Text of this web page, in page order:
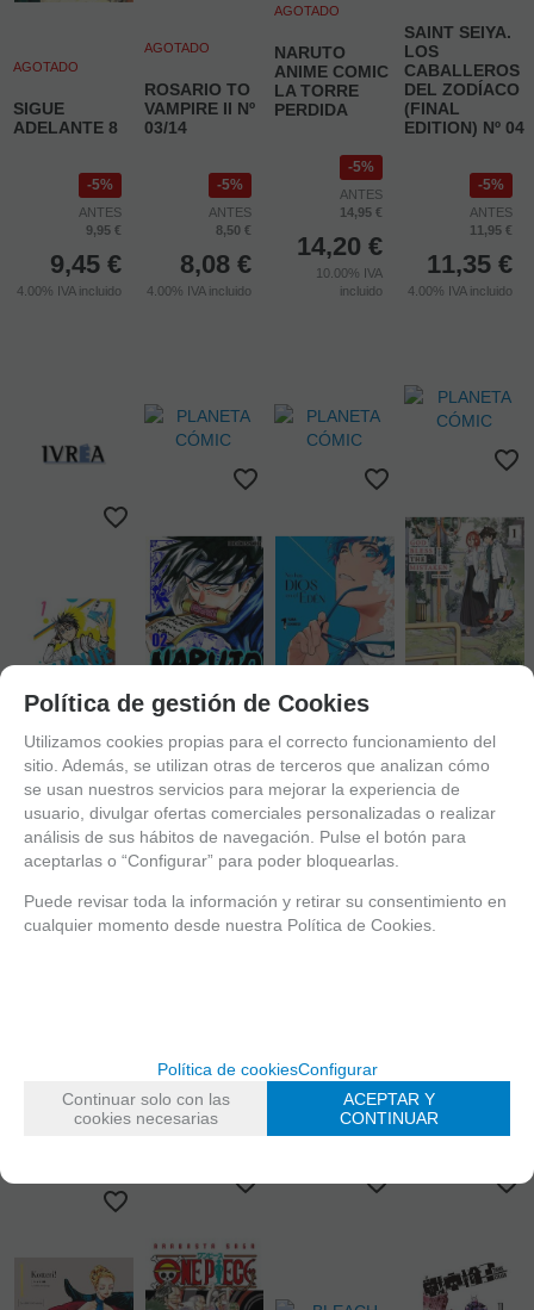
AGOTADO
SIGUE
ADELANTE 8
5%
ANTES
9,95 €
9,45 €
4.00% IVA incluido
AGOTADO
ROSARIO TO
VAMPIRE II Nº
03/14
5%
ANTES
8,50 €
8,08 €
4.00% IVA incluido
AGOTADO
NARUTO
ANIME COMIC
LA TORRE
PERDIDA
5%
ANTES
14,95 €
14,20 €
10.00% IVA
incluido
SAINT SEIYA.
LOS
CABALLEROS
DEL ZODÍACO
(FINAL
EDITION) Nº 04
5%
ANTES
11,95 €
11,35 €
4.00% IVA incluido
AGOTADO
KILL BLUE 01
5%
ANTES
AGOTADO
NARUTO
JUMP REMIX
Nº 02/24
5%
ANTES
AGOTADO
NO HAY DIOS
EN EL EDÉN
Nº 01
5%
ANTES
AGOTADO
GOD BLESS
THE
MISTAKEN Nº
01
5%
Política de gestión de Cookies
Utilizamos cookies propias para el correcto funcionamiento del
sitio. Además, se utilizan otras de terceros que analizan cómo
se usan nuestros servicios para mejorar la experiencia de
usuario, divulgar ofertas comerciales personalizadas o realizar
análisis de sus hábitos de navegación. Pulse el botón para
aceptarlas o “Configurar” para poder bloquearlas.
Puede revisar toda la información y retirar su consentimiento en
cualquier momento desde nuestra Política de Cookies.
Política de cookiesConfigurar
Continuar solo con las
cookies necesarias
ACEPTAR Y
CONTINUAR